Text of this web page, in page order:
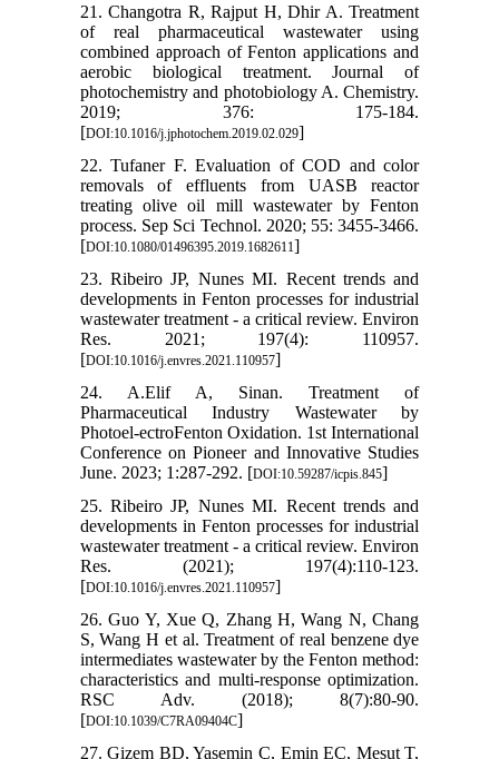
21. Changotra R, Rajput H, Dhir A. Treatment
of real pharmaceutical wastewater using
combined approach of Fenton applications and
aerobic biological treatment. Journal of
photochemistry and photobiology A. Chemistry.
2019; 376: 175-184.
[DOI:10.1016/j.jphotochem.2019.02.029]
22. Tufaner F. Evaluation of COD and color
removals of effluents from UASB reactor
treating olive oil mill wastewater by Fenton
process. Sep Sci Technol. 2020; 55: 3455-3466.
[DOI:10.1080/01496395.2019.1682611]
23. Ribeiro JP, Nunes MI. Recent trends and
developments in Fenton processes for industrial
wastewater treatment - a critical review. Environ
Res. 2021; 197(4): 110957.
[DOI:10.1016/j.envres.2021.110957]
24. A.Elif A, Sinan. Treatment of
Pharmaceutical Industry Wastewater by
Photoel-ectroFenton Oxidation. 1st International
Conference on Pioneer and Innovative Studies
June. 2023; 1:287-292. [DOI:10.59287/icpis.845]
25. Ribeiro JP, Nunes MI. Recent trends and
developments in Fenton processes for industrial
wastewater treatment - a critical review. Environ
Res. (2021); 197(4):110-123.
[DOI:10.1016/j.envres.2021.110957]
26. Guo Y, Xue Q, Zhang H, Wang N, Chang
S, Wang H et al. Treatment of real benzene dye
intermediates wastewater by the Fenton method:
characteristics and multi-response optimization.
RSC Adv. (2018); 8(7):80-90.
[DOI:10.1039/C7RA09404C]
27. Gizem BD, Yasemin Ç, Emin EÇ, Mesut T,